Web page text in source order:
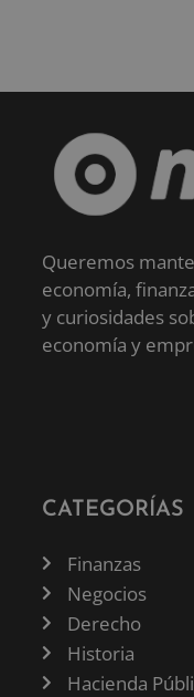
Queremos
economía,
y curiosidades
economía y
CATEGORÍAS
Finanzas
Negocios
Derecho
Historia
Hacienda